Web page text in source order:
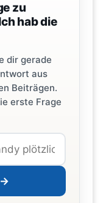
zu
hab die
dir gerade
aus
Beiträgen.
erste Frage